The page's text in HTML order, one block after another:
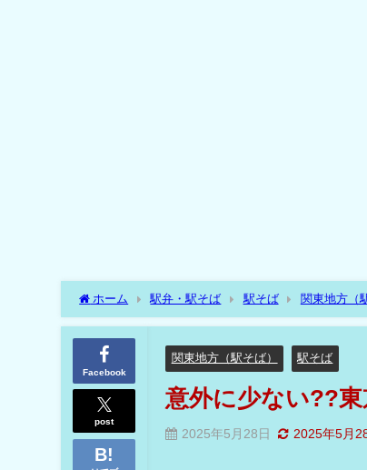
ホーム 駅弁・駅そば 駅そば 関東地方（
Facebook
post
関東地方（駅そば） 駅そば
意外に少ない??
2025年5月28日 2025年5月